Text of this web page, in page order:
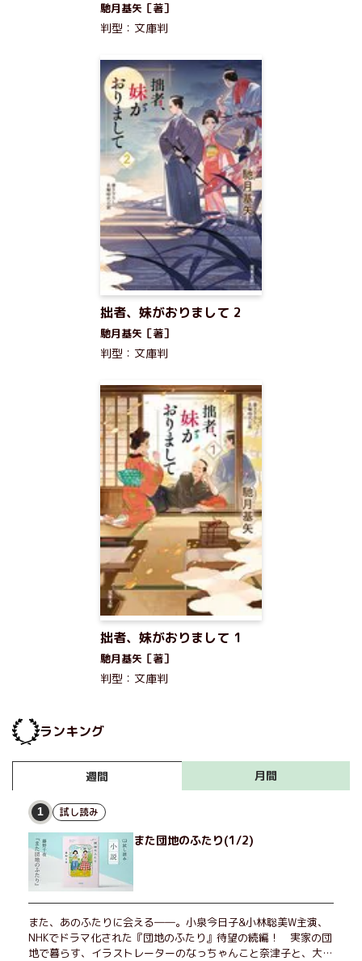
馳月基矢［著］
判型：文庫判
拙者、妹がおりまして 2
馳月基矢［著］
判型：文庫判
拙者、妹がおりまして 1
馳月基矢［著］
判型：文庫判
ランキング
週間 月間
1 試し読み
また団地のふたり(1/2)
また、あのふたりに会える――。小泉今日子&小林聡美W主演、
NHKでドラマ化された『団地のふたり』待望の続編！ 実家の団
地で暮らす、イラストレーターのなっちゃんこと奈津子と、大学